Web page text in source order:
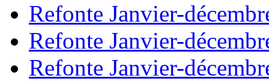
Refonte Janvier-
Refonte Janvier-
Refonte Janvier-